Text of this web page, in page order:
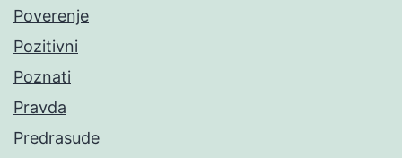
Poverenje
Pozitivni
Poznati
Pravda
Predrasude